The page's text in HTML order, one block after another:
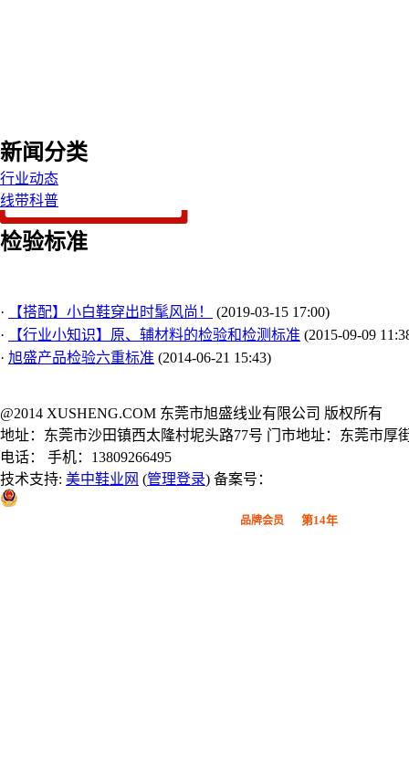
新闻分类
行业动态
线带科普
检验标准
· 【搭配】小白鞋穿出时髦风尚！
(2019-03-15 17:00)
·
【行业小知识】原、辅材料的检验和检测标准 (2015-09-09
· 旭盛产品检验六重标准 (2014-06-21 15:43)
@2014 XUSHENG.COM 东莞市旭盛线业有限公司 版权所有
地址：东莞市沙田镇西太隆村坭头路77号 门市地址：东莞市厚
电话： 手机：13809266495
技术支持: 美中鞋业网 (管理登录) 备案号：
品牌会员 第14年